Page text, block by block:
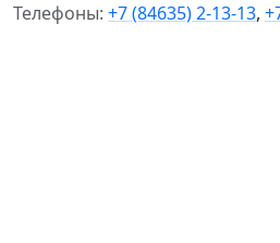
Телефоны: +7 (84635) 2-13-13,